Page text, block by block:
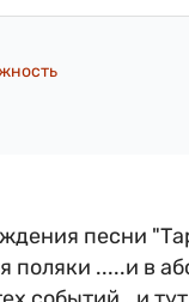
песни
поляки .....и в